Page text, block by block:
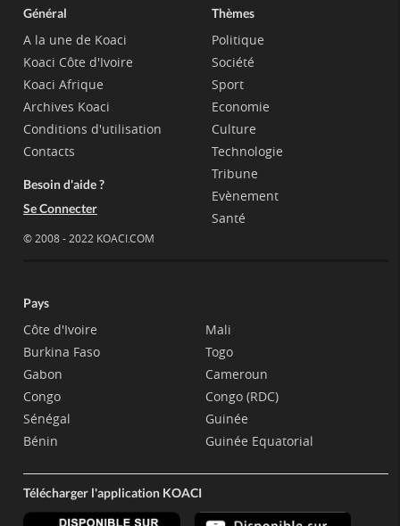
Général
A la une de Koaci
Koaci Côte d'Ivoire
Koaci Afrique
Archives Koaci
Conditions d'utilisation
Contacts
Besoin d'aide ?
Se Connecter
© 2008 - 2022 KOACI.COM
Thèmes
Politique
Société
Sport
Economie
Culture
Technologie
Tribune
Evènement
Santé
Pays
Côte d'Ivoire
Burkina Faso
Gabon
Congo
Sénégal
Bénin
Mali
Togo
Cameroun
Congo (RDC)
Guinée
Guinée Equatorial
Télécharger l'application KOACI